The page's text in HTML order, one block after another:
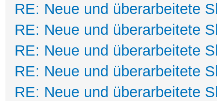
RE: Neue und überarbeitete
RE: Neue und überarbeitete
RE: Neue und überarbeitete
RE: Neue und überarbeitete
RE: Neue und überarbeitete